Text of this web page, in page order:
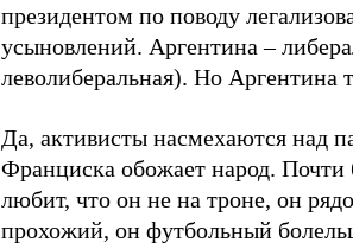
президентом по поводу
усыновлений. Аргентина –
леволиберальная). Но Аргентина
Да, активисты насмехаются над
Франциска обожает народ. Почти
любит, что он не на троне, он
прохожий, он футбольный